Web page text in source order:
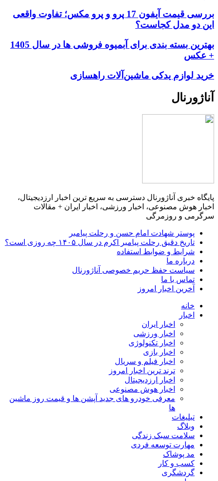
بررسی قیمت آیفون 17 پرو و پرو مکس؛ تفاوت واقعی
این دو مدل کجاست؟
بهترین بسته بندی برای آبمیوه فروشی ها در سال 1405
+ عکس
خرید لوازم یدکی ماشین‌آلات راهسازی
آناژورنال
پایگاه خبری آناژورنال دسترسی به سریع ترین اخبار ارزدیجیتال،
اخبار هوش مصنوعی، اخبار ورزشی، اخبار ایران + مقالات
سرگرمی و روزمرگی
پوستر شهادت امام حسن و رحلت پیامبر
تاریخ دقیق رحلت پیامبر اکرم در سال ۱۴۰۵ چه روزی است؟
شرایط و ضوابط استفاده
درباره ما
سیاست حفظ حریم خصوصی آناژورنال
تماس با ما
آخرین اخبار امروز
خانه
اخبار
اخبار ایران
اخبار ورزشی
اخبار تکنولوژی
اخبار بازی
اخبار فیلم و سریال
ترند ترین اخبار امروز
اخبار ارزدیجیتال
اخبار هوش مصنوعی
معرفی خودرو های جدید آپشن‌ ها و قیمت روز ماشین‌
ها
تبلیغات
وبلاگ
سلامت سبک زندگی
مهارت توسعه فردی
مد پوشاک
کسب و کار
گردشگری